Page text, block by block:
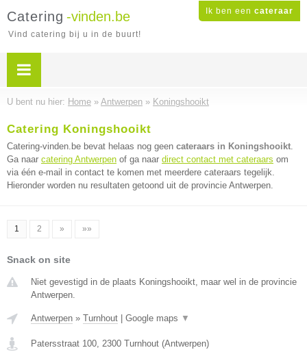
Ik ben een cateraar
Catering -vinden.be
Vind catering bij u in de buurt!
U bent nu hier: Home » Antwerpen » Koningshooikt
Catering Koningshooikt
Catering-vinden.be bevat helaas nog geen cateraars in Koningshooikt.
Ga naar catering Antwerpen of ga naar direct contact met cateraars om
via één e-mail in contact te komen met meerdere cateraars tegelijk.
Hieronder worden nu resultaten getoond uit de provincie Antwerpen.
1 2 » »»
Snack on site
Niet gevestigd in de plaats Koningshooikt, maar wel in de provincie
Antwerpen.
Antwerpen » Turnhout Google maps ▼
Patersstraat 100, 2300 Turnhout (Antwerpen)